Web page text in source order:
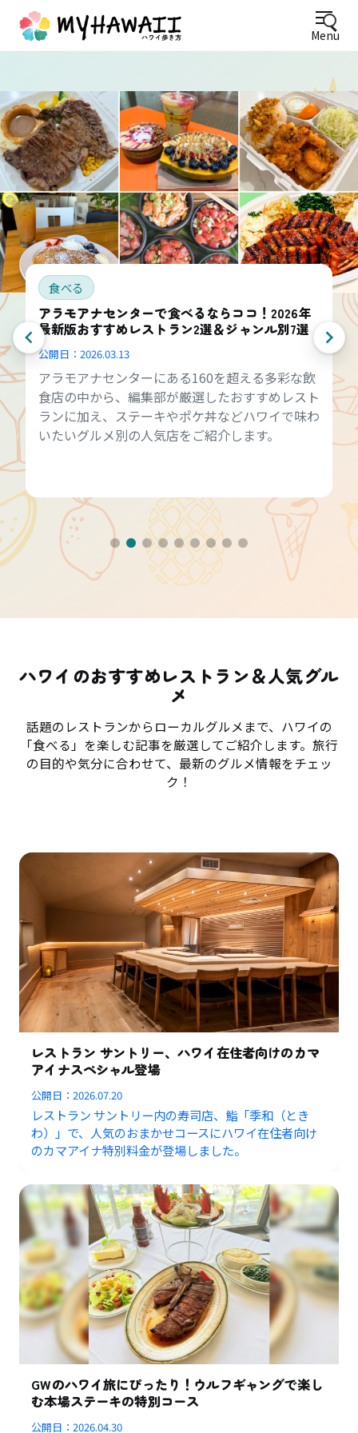
Menu
食べる
アラモアナセンターで食べるならココ！2026年
最新版おすすめレストラン2選＆ジャンル別7選
公開日： 2026.03.13
アラモアナセンターにある160を超える多彩な飲
食店の中から、編集部が厳選したおすすめレスト
ランに加え、ステーキやポケ丼などハワイで味わ
いたいグルメ別の人気店をご紹介します。
ハワイのおすすめレストラン＆人気グル
メ
話題のレストランからローカルグルメまで、ハワイの
「食べる」を楽しむ記事を厳選してご紹介します。旅行
の目的や気分に合わせて、最新のグルメ情報をチェッ
ク！
レストラン サントリー、ハワイ在住者向けのカマ
アイナスペシャル登場
公開日：2026.07.20
レストラン サントリー内の寿司店、鮨「季和（とき
わ）」で、人気のおまかせコースにハワイ在住者向け
のカマアイナ特別料金が登場しました。
GWのハワイ旅にぴったり！ウルフギャングで楽し
む本場ステーキの特別コース
公開日：2026.04.30